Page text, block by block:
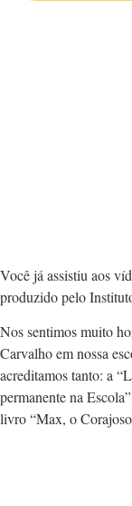
Você já assistiu aos
produzido pelo
Nos sentimos muito
Carvalho em nossa
acreditamos tanto: a
permanente na
livro “Max, o